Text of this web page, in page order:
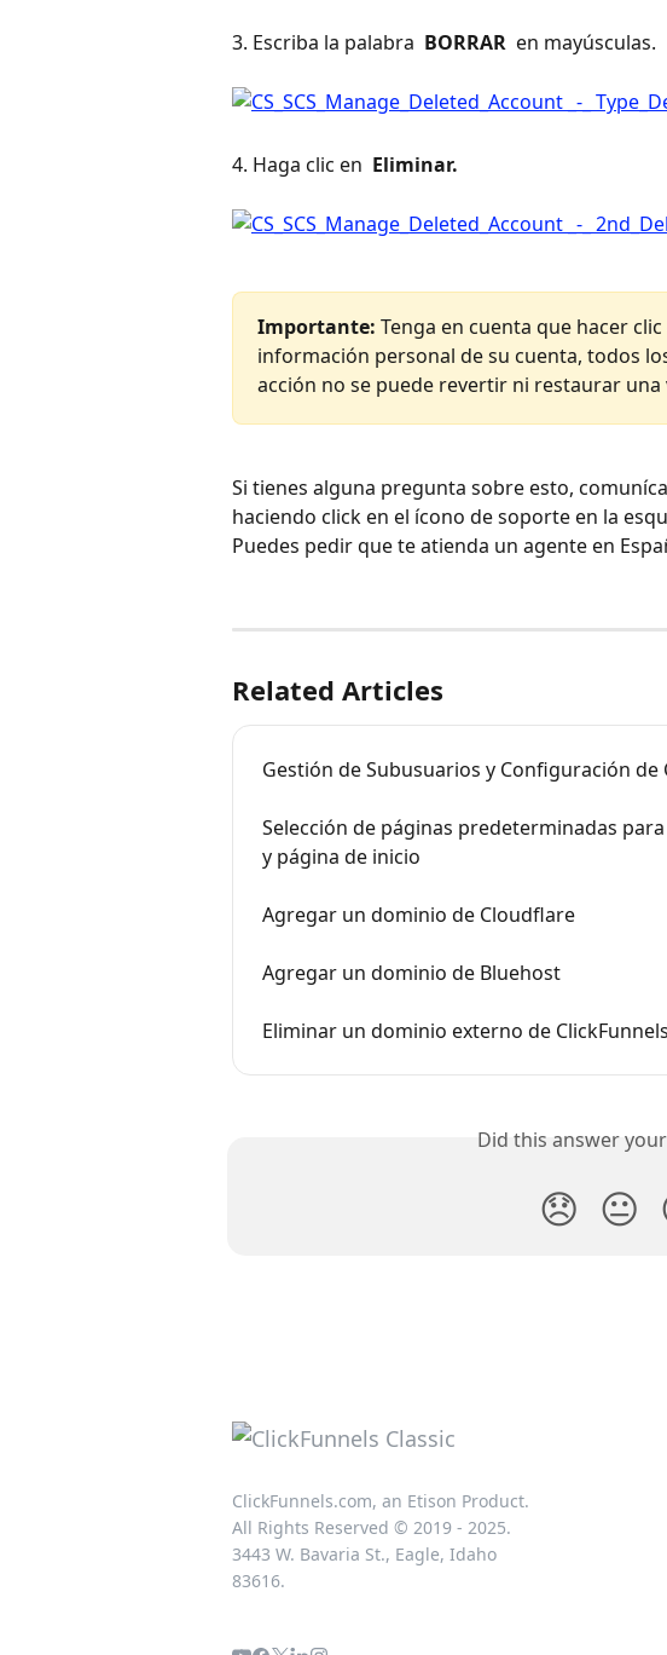
3. Escriba la palabra BORRAR en mayúsculas.
4. Haga clic en Eliminar.
Importante: Tenga en cuenta que hacer
información personal de su cuenta, todos
acción no se puede revertir ni restaurar una
Si tienes alguna pregunta sobre esto,
haciendo click en el ícono de soporte en la
Puedes pedir que te atienda un agente en
Related Articles
Gestión de Subusuarios y Configuración de
Selección de páginas predeterminadas
y página de inicio
Agregar un dominio de Cloudflare
Agregar un dominio de Bluehost
Eliminar un dominio externo de ClickFunnels
Did this answer
😞 😐
ClickFunnels.com, an Etison Product.
All Rights Reserved © 2019 - 2025.
3443 W. Bavaria St., Eagle, Idaho
83616.